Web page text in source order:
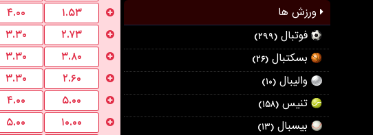
ورزش ها
فوتبال (۲۹۹)
بسکتبال (۲۶)
والیبال (۱۰)
تنیس (۱۵۸)
بیسبال (۱۳)
۴.۰۰
۱.۵۳
۳.۳۰
۲.۷۳
۳.۳۰
۳.۸۰
۳.۳۰
۲.۶۰
۴.۰۰
۵.۰۰
۵.۰۰
۱۰.۰۰